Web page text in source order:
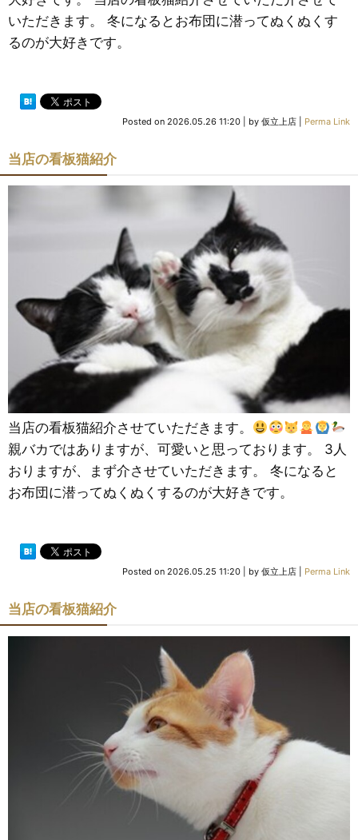
いただきます。 冬になるとお布団に潜ってぬくぬくす
るのが大好きです。
Posted on 2026.05.26 11:20 by 仮立上店 Perma Link
当店の看板猫紹介
当店の看板猫紹介させていただきます。
親バカではありますが、可愛いと思っております。 3人
おりますが、まず介させていただきます。 冬になると
お布団に潜ってぬくぬくするのが大好きです。
Posted on 2026.05.25 11:20 by 仮立上店 Perma Link
当店の看板猫紹介